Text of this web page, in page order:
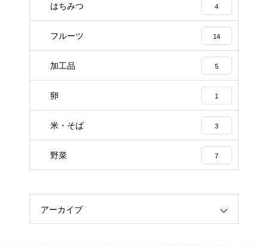
はちみつ 4
フルーツ 14
加工品 5
卵 1
米・そば 3
野菜 7
アーカイブ